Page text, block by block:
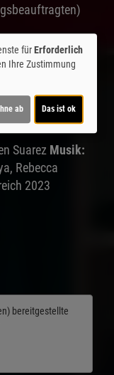
Hugo
Suarez Musik:
Rebecca
2023
bereitgestellte
fürErforderlich
Ihre Zustimmung
ab Das ist ok